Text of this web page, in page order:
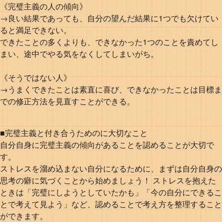
《完璧主義の人の傾向》
→良い結果であっても、自分の望んだ結果に1つでも欠けてい
ると満足できない。
できたことの多くよりも、できなかった1つのことを責めてし
まい、途中でやる気をなくしてしまいがち。
《そうではない人》
→うまくできたことは素直に喜び、できなかったことは目標ま
での修正方法を見直すことができる。
■完璧主義と付き合うためのに大切なこと
自分自身に完璧主義の傾向があることを認めることが大切で
す。
ストレスを溜め込まない自分になるために、まずは自分自身の
思考の癖に気づくことから始めましょう！ ストレスを抱えた
ときは「完璧にしようとしていたかも」「今の自分にできるこ
とで考えて見よう」など、認めることで考え方を整理すること
ができます。